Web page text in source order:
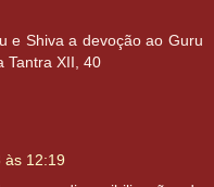
e Shiva a devoção ao Guru
Tantra XII, 40
às 12:19